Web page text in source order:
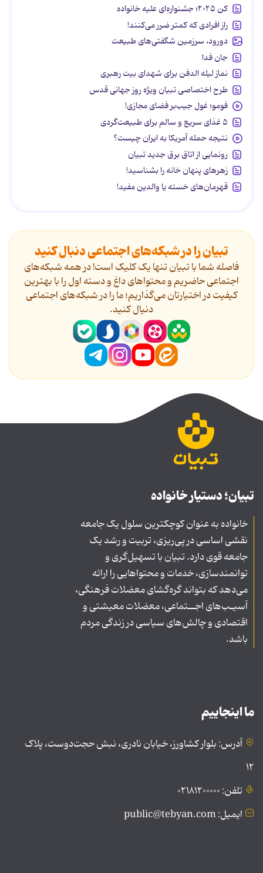
کن ۲۰۲۵؛ جشنواره‌ای علیه خانواده
راز افرادی که کمتر ضرر می‌کنند!
دورود، سرزمین شگفتی‌های طبیعت
جان فدا
نماز لیله الدفن برای شهدای بیت رهبری
طرح اختصاصی تبیان ویژه روز جهانی قدس
فومو؛ غول جیب‌بر فضای مجازی!
۵ غذای سریع و سالم برای طبیعت‌گردی
نتیجه حمله آمریکا به ایران چیست؟
رونمایی از اتاق برق جدید تبیان
زهرهای پنهان خانه را بشناسید!
قهرمان‌های خسته یا والدین مفید!
تبیان را در شبکه‌های اجتماعی دنبال کنید
فاصله شما با تبیان تنها یک کلیک است! در همه شبکه‌های
اجتماعی حاضریم و محتواهای داغ و دسته اول را با بهترین
کیفیت در اختیارتان می‌گذاریم؛ ما را در شبکه‌های اجتماعی
دنیال کنید.
تبیان؛ دستیار خانواده
خانواده به عنوان کوچکترین سلول یک جامعه
نقشی اساسی در پی‌ریزی، تربیت و رشد یک
جامعه قوی دارد. تبیان با تسهیل‌گری و
توانمندسازی، خدمات و محتواهایی را ارائه
می‌دهد که بتواند گره‌گشای معضلات فرهنگی،
آسیـب‌های اجــتماعی، معضلات معیشتی و
اقتصادی و چالش‌های سیاسی در زندگی مردم
باشد.
ما اینجاییم
آدرس: بلوار کشاورز، خیابان نادری، نبش حجت‌دوست، پلاک
۱۲
تلفن: ۰۲۱۸۱۲۰۰۰۰۰
ایمیل: public@tebyan.com